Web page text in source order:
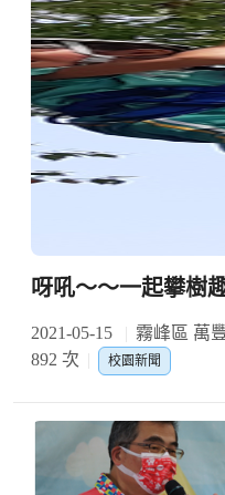
呀吼～～一起攀樹
2021-05-15 霧峰區 萬
892 次
校園新聞